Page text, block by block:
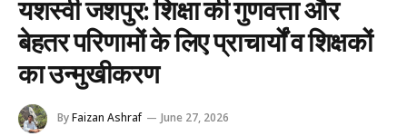
यशस्वी जशपुर: शिक्षा की गुणवत्ता और
बेहतर परिणामों के लिए प्राचार्यों व शिक्षकों
का उन्मुखीकरण
ByFaizan Ashraf June 27, 2026